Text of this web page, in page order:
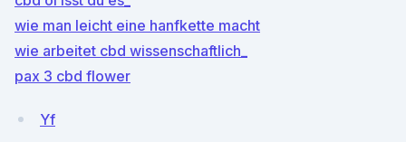
wie man leicht eine hanfkette macht
wie arbeitet cbd wissenschaftlich_
pax 3 cbd flower
Yf